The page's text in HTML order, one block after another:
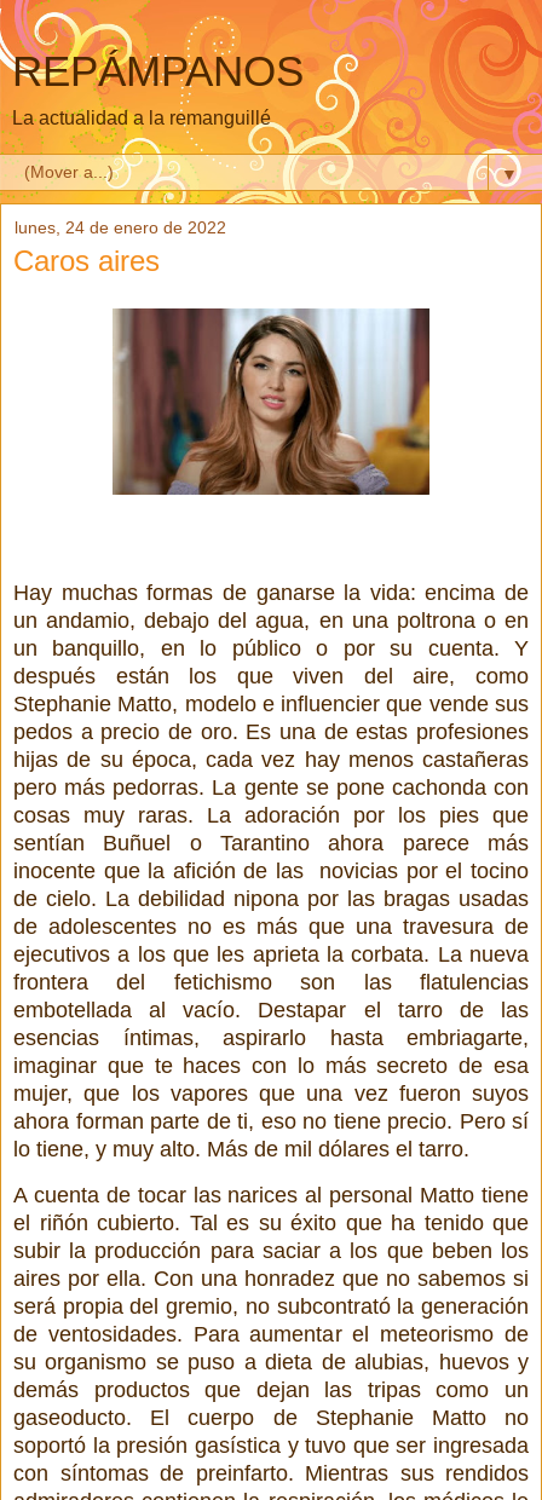
REPÁMPANOS
La actualidad a la remanguillé
▼
lunes, 24 de enero de 2022
Caros aires
Hay muchas formas de ganarse la vida: encima de
un andamio, debajo del agua, en una poltrona o en
un banquillo, en lo público o por su cuenta. Y
después están los que viven del aire, como
Stephanie Matto, modelo e influencier que vende sus
pedos a precio de oro. Es una de estas profesiones
hijas de su época, cada vez hay menos castañeras
pero más pedorras. La gente se pone cachonda con
cosas muy raras. La adoración por los pies que
sentían Buñuel o Tarantino ahora parece más
inocente que la afición de las
novicias por el tocino
de cielo. La debilidad nipona por las bragas usadas
de adolescentes no es más que una travesura de
ejecutivos a los que les aprieta la corbata. La nueva
frontera del fetichismo son las flatulencias
embotellada al vacío. Destapar el tarro de las
esencias íntimas, aspirarlo hasta embriagarte,
imaginar que te haces con lo más secreto de esa
mujer, que los vapores que una vez fueron suyos
ahora forman parte de ti, eso no tiene precio. Pero sí
lo tiene, y muy alto. Más de mil dólares el tarro.
A cuenta de tocar las narices al personal Matto tiene
el riñón cubierto. Tal es su éxito que ha tenido que
subir la producción para saciar a los que beben los
aires por ella. Con una honradez que no sabemos si
será propia del gremio, no subcontrató la generación
de ventosidades. Para aumentar el meteorismo de
su organismo se puso a dieta de alubias, huevos y
demás productos que dejan las tripas como un
gaseoducto. El cuerpo de Stephanie Matto no
soportó la presión gasística y tuvo que ser ingresada
con síntomas de preinfarto. Mientras sus rendidos